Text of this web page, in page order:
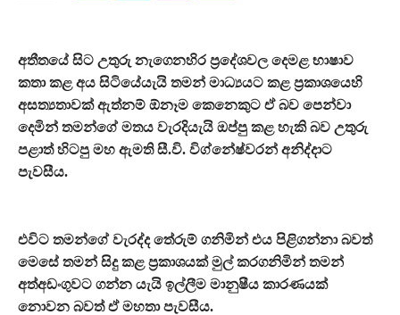
අතීතයේ සිට උතුරු නැගෙනහිර ප‍්‍රදේශවල දෙමළ භාෂාව
කතා කළ අය සිටියේයැයි තමන් මාධ්‍යයට කළ ප‍්‍රකාශයෙහි
අසත්‍යතාවක් ඇත්නම් ඕනෑම කෙනෙකුට ඒ බව පෙන්වා
දෙමින් තමන්ගේ මතය වැරදියැයි ඔප්පු කළ හැකි බව උතුරු
පළාත් හිටපු මහ ඇමති සී.වි. විග්නේෂ්වරන් අනිද්දාට
පැවසීය.
එවිට තමන්ගේ වැරද්ද තේරුම් ගනිමින් එය පිළිගන්නා බවත්
මෙසේ තමන් සිදු කළ ප‍්‍රකාශයක් මුල් කරගනිමින් තමන්
අත්අඩංගුවට ගන්න යැයි ඉල්ලීම මානුෂීය කාරණයක්
නොවන බවත් ඒ මහතා පැවසීය.